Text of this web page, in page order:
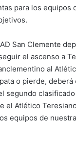
para los equipos
San Clemente
el ascenso a
al
o pierde, deberá
segundo
el Atlético
equipos de